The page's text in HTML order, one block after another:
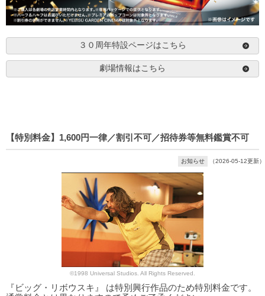
３０周年特設ページはこちら
劇場情報はこちら
【特別料金】1,600円一律／割引不可／招待券等無料鑑賞不可
お知らせ （2026-05-12更新）
©1998 Universal Studios. All Rights Reserved.
『ビッグ・リボウスキ』 は特別興行作品のため特別料金です。